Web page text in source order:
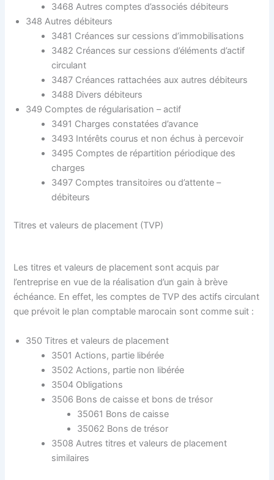
3468 Autres comptes d’associés débiteurs
348 Autres débiteurs
3481 Créances sur cessions d’immobilisations
3482 Créances sur cessions d’éléments d’actif
circulant
3487 Créances rattachées aux autres débiteurs
3488 Divers débiteurs
349 Comptes de régularisation – actif
3491 Charges constatées d’avance
3493 Intérêts courus et non échus à percevoir
3495 Comptes de répartition périodique des
charges
3497 Comptes transitoires ou d’attente –
débiteurs
Titres et valeurs de placement (TVP)
Les titres et valeurs de placement sont acquis par
l’entreprise en vue de la réalisation d’un gain à brève
échéance. En effet, les comptes de TVP des actifs circulant
que prévoit le plan comptable marocain sont comme suit :
350 Titres et valeurs de placement
3501 Actions, partie libérée
3502 Actions, partie non libérée
3504 Obligations
3506 Bons de caisse et bons de trésor
35061 Bons de caisse
35062 Bons de trésor
3508 Autres titres et valeurs de placement
similaires